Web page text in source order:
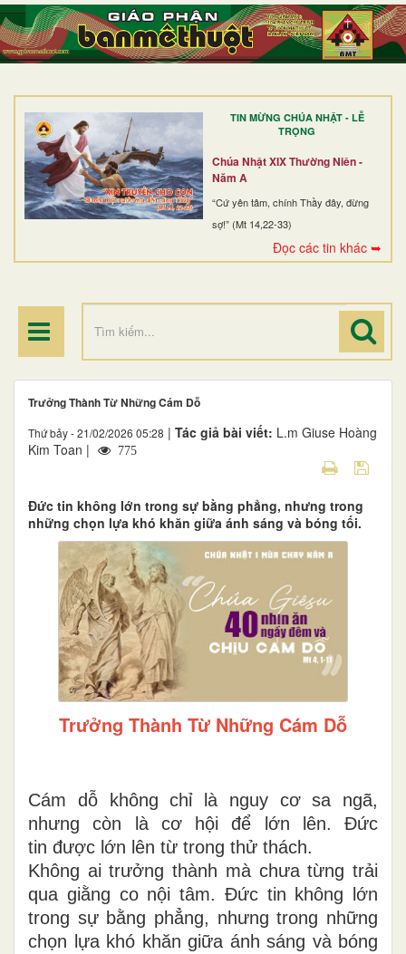
TIN MỪNG CHÚA NHẬT - LỄ
TRỌNG
Chúa Nhật XIX Thường Niên -
Năm A
“Cứ yên tâm, chính Thầy đây, đừng
sợ!” (Mt 14,22-33)
Đọc các tin khác ➥
TRANG NHẤT
GIỚI THIỆU
DÒNG TU
BAN MỤC VỤ
ĐOÀN THỂ CG
ĐIỂM HÀNH HƯƠNG
Trưởng Thành Từ Những Cám Dỗ
Thứ bảy - 21/02/2026 05:28 | Tác giả bài viết: L.m Giuse Hoàng
Kim Toan |
775
Đức tin không lớn trong sự bằng phẳng, nhưng trong
những chọn lựa khó khăn giữa ánh sáng và bóng tối.
Trưởng Thành Từ Những Cám Dỗ
Cám dỗ không chỉ là nguy cơ sa ngã,
nhưng còn là cơ hội để lớn lên. Đức
tin được lớn lên từ trong thử thách.
Không ai trưởng thành mà chưa từng trải
qua giằng co nội tâm. Đức tin không lớn
trong sự bằng phẳng, nhưng trong những
chọn lựa khó khăn giữa ánh sáng và bóng